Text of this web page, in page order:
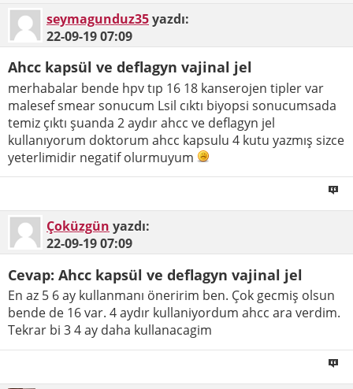
seymagunduz35yazdı:
22-09-1907:09
Ahcc kapsül ve deflagyn vajinal jel
merhabalar bende hpv tıp 16 18 kanserojen tipler var
malesef smear sonucum Lsil cıktı biyopsi sonucumsada
temiz çıktı şuanda 2 aydır ahcc ve deflagyn jel
kullanıyorum doktorum ahcc kapsulu 4 kutu yazmış sizce
yeterlimidir negatif olurmuyum
Çoküzgün yazdı:
22-09-1907:09
Cevap: Ahcc kapsül ve deflagyn vajinal jel
En az 5 6 ay kullanmanı öneririm ben. Çok gecmiş olsun
bende de 16 var. 4 aydır kullaniyordum ahcc ara verdim.
Tekrar bi 3 4 ay daha kullanacagim